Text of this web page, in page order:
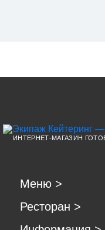
ИНТЕРНЕТ-МАГАЗИН
Меню >
Ресторан >